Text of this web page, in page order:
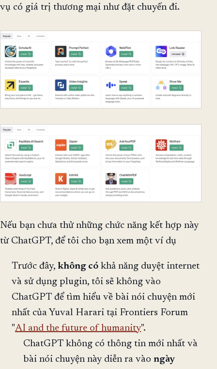
vụ có giá trị thương mại như đặt chuyến đi.
Nếu bạn chưa thử những chức năng kết hợp này
từ ChatGPT, để tôi cho bạn xem một ví dụ
Trước đây, không có khả năng duyệt internet
và sử dụng plugin, tôi sẽ không vào
ChatGPT để tìm hiểu về bài nói chuyện mới
nhất của Yuval Harari tại Frontiers Forum
"AI and the future of humanity".
ChatGPT không có thông tin mới nhất và
bài nói chuyện này diễn ra vào ngày